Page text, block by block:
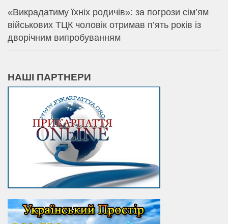
«Викрадатиму їхніх родичів»: за погрози сім’ям
військових ТЦК чоловік отримав п’ять років із
дворічним випробуванням
НАШІ ПАРТНЕРИ